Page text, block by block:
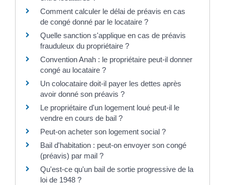
Comment calculer le délai de préavis en cas
de congé donné par le locataire ?
Quelle sanction s'applique en cas de préavis
frauduleux du propriétaire ?
Convention Anah : le propriétaire peut-il donner
congé au locataire ?
Un colocataire doit-il payer les dettes après
avoir donné son préavis ?
Le propriétaire d'un logement loué peut-il le
vendre en cours de bail ?
Peut-on acheter son logement social ?
Bail d'habitation : peut-on envoyer son congé
(préavis) par mail ?
Qu'est-ce qu'un bail de sortie progressive de la
loi de 1948 ?